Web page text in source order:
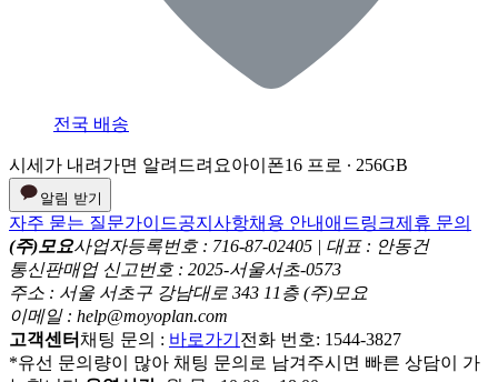
전국 배송
시세가 내려가면 알려드려요아이폰16 프로 ∙ 256GB
알림 받기
자주 묻는 질문가이드공지사항채용 안내 애드링크제휴 문의
(주)모요사업자등록번호 : 716-87-02405 | 대표 : 안동건
통신판매업 신고번호 : 2025-서울서초-0573
주소 : 서울 서초구 강남대로 343 11층 (주)모요
이메일 : help@moyoplan.com
고객센터 채팅 문의 : 바로가기 전화 번호: 1544-3827
*유선 문의량이 많아 채팅 문의로 남겨주시면 빠른 상담이 가